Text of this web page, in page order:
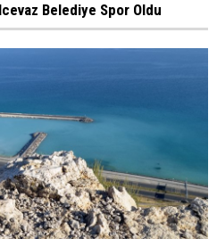
Belediye Spor Oldu